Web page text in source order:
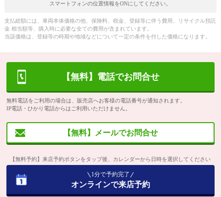
スマートフォンの位置情報をONにしてください。
支払総額には、車両本体価格の他、保険料、税金、登録等に伴う費用、リサイクル預託
金 相当額等、購入時に必要な全ての費用が含まれています。
当該価格は、登録等の時期や地域などについて一定の条件を付した価格になります。
【無料】電話でお問合せ
無料電話をご利用の場合は、販売店へお客様の電話番号が通知されます。
IP電話・ひかり電話からはご利用いただけません。
【無料】メールでお問合せ
【無料予約】来店予約ボタンをタップ後、カレンダーから日時を選択してください
1分で予約完了
オンラインで来店予約